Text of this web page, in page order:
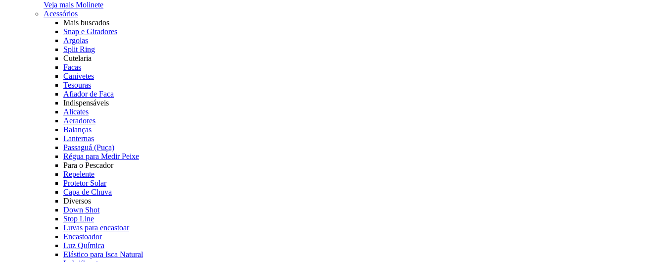
Veja mais Molinete
Acessórios
Mais buscados
Snap e Giradores
Argolas
Split Ring
Cutelaria
Facas
Canivetes
Tesouras
Afiador de Faca
Indispensáveis
Alicates
Aeradores
Balanças
Lanternas
Passaguá (Puça)
Régua para Medir Peixe
Para o Pescador
Repelente
Protetor Solar
Capa de Chuva
Diversos
Down Shot
Stop Line
Luvas para encastoar
Encastoador
Luz Química
Elástico para Isca Natural